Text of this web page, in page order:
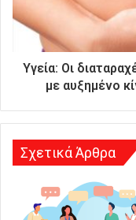
ι
σ
Υγεία: Οι
με αυξημένο
Σχετικά Άρθρα